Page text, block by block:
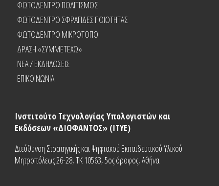
ΦΩΤΟΔΕΝΤΡΟ ΠΟΛΙΤΙΣΜΟΣ
ΦΩΤΟΔΕΝΤΡΟ ΣΦΡΑΓΙΔΕΣ ΠΟΙΟΤΗΤΑΣ
ΦΩΤΟΔΕΝΤΡΟ ΜΙΚΡΟΤΟΠΟΙ
ΔΡΑΣΗ «ΣΥΜΜΕΤΕΧΩ»
NEA / ΕΚΔΗΛΩΣΕΙΣ
ΕΠΙΚΟΙΝΩΝΙΑ
Ινστιτούτο Τεχνολογίας Υπολογιστών και
Εκδόσεων «ΔΙΟΦΑΝΤΟΣ» (ΙΤΥΕ)
Διεύθυνση Στρατηγικής και Ψηφιακού Εκπαιδευτικού Υλικού
Μητροπόλεως 26-28, ΤΚ 10563, 5ος όροφος, Αθήνα